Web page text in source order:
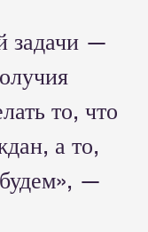
задачи —
то, что
а то,
—